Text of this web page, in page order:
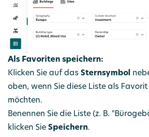
Als Favoriten speichern:
Klicken Sie auf das Sternsymbol
oben, wenn Sie diese Liste als
möchten.
Benennen Sie die Liste (z. B.
klicken Sie Speichern.